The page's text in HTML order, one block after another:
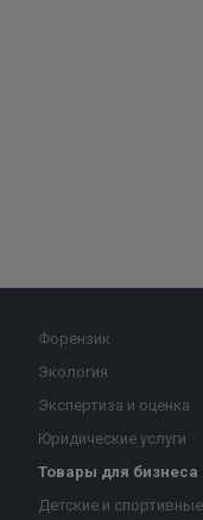
Форензик
Экология
Экспертиза и оценка
Юридические услуги
Товары для бизнеса
Детские и